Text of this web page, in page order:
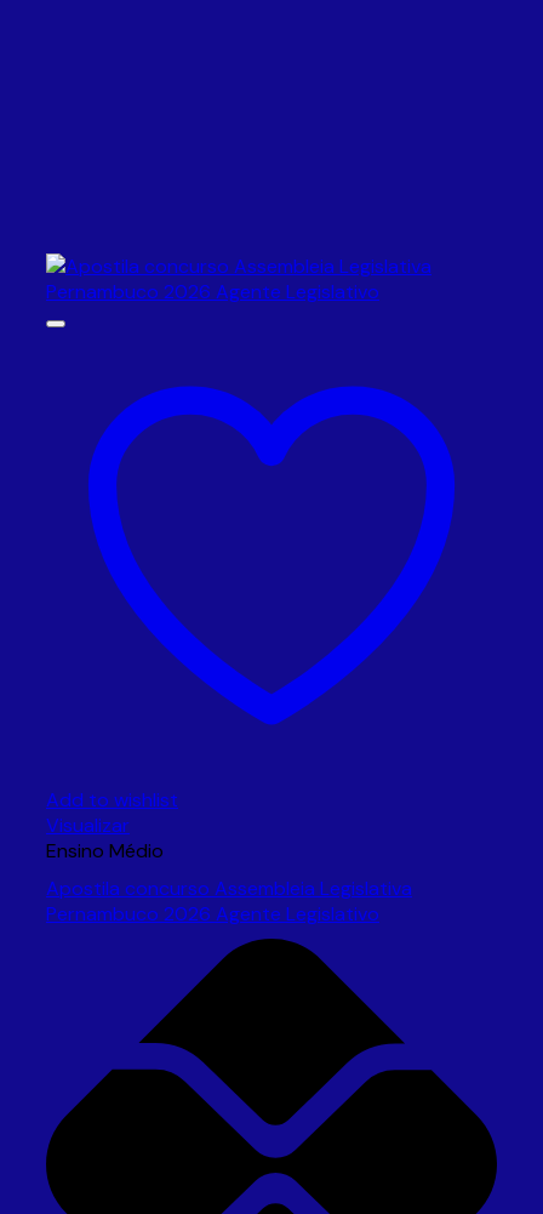
Add to wishlist
Visualizar
Ensino Médio
Apostila concurso Assembleia Legislativa
Pernambuco 2026 Agente Legislativo